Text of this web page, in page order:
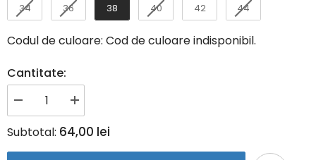
34 36 38 40 42 44
Codul de culoare: Cod de culoare indisponibil.
Cantitate:
Reduceți
cantitatea
pentru
Tricou
Creșteți
cantitatea
pentru
Tricou
Subtotal: 64,00 lei